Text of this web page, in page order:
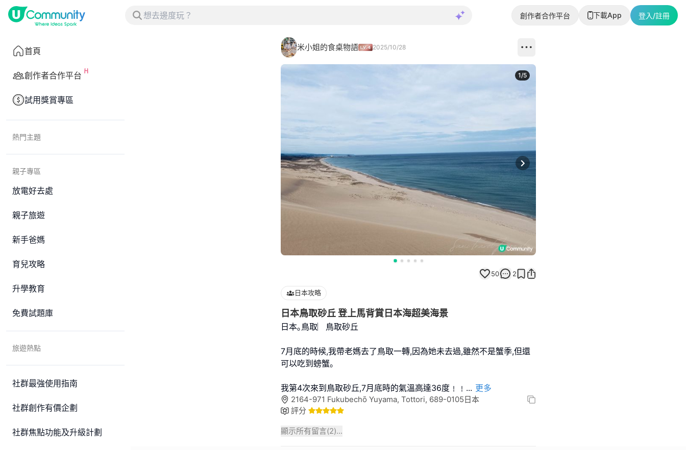
創作者合作平台 下載App 登入/註冊
首頁
創作者合作平台
試用獎賞專區
熱門主題
親子專區
放電好去處
親子旅遊
新手爸媽
育兒攻略
升學教育
免費試題庫
旅遊熱點
社群最強使用指南
社群創作有價企劃
社群焦點功能及升級計劃
米小姐的食桌物語 2025/10/28
Next slide
1/5
50 2
日本攻略
日本鳥取砂丘 登上馬背賞日本海超美海景
日本｡鳥取︳鳥取砂丘
7月底的時候,我帶老媽去了鳥取一轉,因為她未去過,雖然不是蟹季,但還
可以吃到螃蟹｡
我第4次來到鳥取砂丘,7月底時的氣溫高達36度﹗﹗ ... 更多
2164-971 Fukubechō Yuyama, Tottori, 689-0105日本
評分
顯示所有留言(2)...